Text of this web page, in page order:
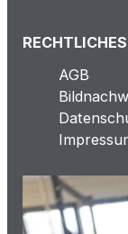
RECHTLICHES
AGB